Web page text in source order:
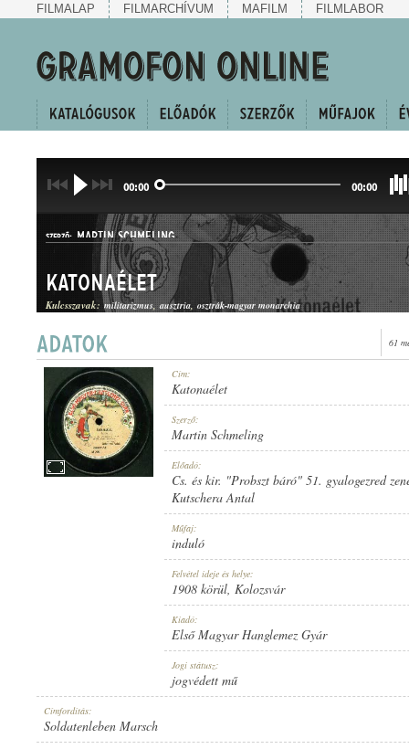
FILMALAP FILMARCHÍVUM MAFILM FILMLABOR
00:00 00:00
SZERZŐ: MARTIN SCHMELING
INDULÓ
1908 KÖRÜL
ELSŐ MAGYAR HANGLEMEZ GYÁR
Katonaélet
Kulcsszavak: militarizmus ausztria osztrák-magyar monarchia
61
Cím:
Katonaélet
Szerző:
Martin Schmeling
Előadó:
Cs. és kir. "Probszt báró" 51. gyalogezred
Kutschera Antal
Műfaj:
induló
Felvétel ideje és helye:
1908 körül, Kolozsvár
Kiadó:
Első Magyar Hanglemez Gyár
Jogi státusz:
jogvédett mű
Címfordítás:
Soldatenleben Marsch